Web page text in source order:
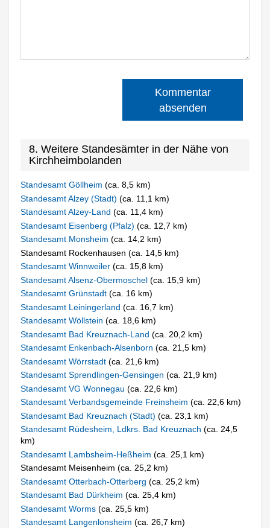
Kommentar
absenden
8. Weitere Standesämter in der Nähe von
Kirchheimbolanden
Standesamt Göllheim(ca. 8,5 km)
Standesamt Alzey (Stadt)(ca. 11,1 km)
Standesamt Alzey-Land(ca. 11,4 km)
Standesamt Eisenberg (Pfalz)(ca. 12,7 km)
Standesamt Monsheim(ca. 14,2 km)
Standesamt Rockenhausen (ca. 14,5 km)
Standesamt Winnweiler(ca. 15,8 km)
Standesamt Alsenz-Obermoschel(ca. 15,9 km)
Standesamt Grünstadt(ca. 16 km)
Standesamt Leiningerland(ca. 16,7 km)
Standesamt Wöllstein(ca. 18,6 km)
Standesamt Bad Kreuznach-Land(ca. 20,2 km)
Standesamt Enkenbach-Alsenborn(ca. 21,5 km)
Standesamt Wörrstadt(ca. 21,6 km)
Standesamt Sprendlingen-Gensingen(ca. 21,9 km)
Standesamt VG Wonnegau(ca. 22,6 km)
Standesamt Verbandsgemeinde Freinsheim(ca. 22,6 km)
Standesamt Bad Kreuznach (Stadt)(ca. 23,1 km)
Standesamt Rüdesheim, Ldkrs. Bad Kreuznach(ca. 24,5
km)
Standesamt Lambsheim-Heßheim(ca. 25,1 km)
Standesamt Meisenheim (ca. 25,2 km)
Standesamt Otterbach-Otterberg(ca. 25,2 km)
Standesamt Bad Dürkheim(ca. 25,4 km)
Standesamt Worms(ca. 25,5 km)
Standesamt Langenlonsheim(ca. 26,7 km)